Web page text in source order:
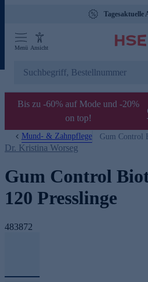
Tagesaktuelle
Menü Ansicht
Bis zu -60% auf Mode und -20%
on top!
Mund- & Zahnpflege Gum Control
Dr. Kristina Worseg
Gum Control
120 Presslinge
483872